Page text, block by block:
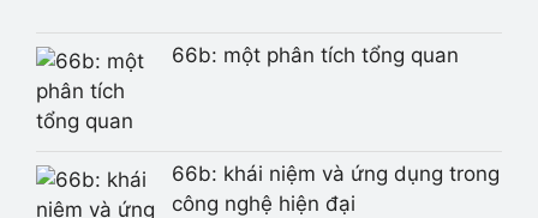
66b: một phân tích tổng quan
66b: khái niệm và ứng dụng trong
công nghệ hiện đại